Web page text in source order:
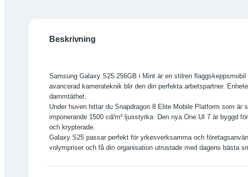
Beskrivning
Samsung Galaxy S25 256GB i Mint är en stilren
avancerad kamerateknik blir den din perfekta arbetspartner.
dammtäthet.
Under huven hittar du Snapdragon 8 Elite Mobile Platform som
imponerande 1500 cd/m² ljusstyrka. Den nya One UI 7 är byggd
och krypterade.
Galaxy S25 passar perfekt för yrkesverksamma och
volympriser och få din organisation utrustade med dagens bästa